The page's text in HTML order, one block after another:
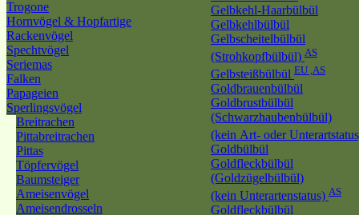
Trogone
Hornvögel & Hopfartige
Rackenvögel
Spechtvögel
Seriemas
Falken
Papageien
Sperlingsvögel
Breitrachen
Pittabreitrachen
Pittas
Töpfervögel
Baumsteiger
Ameisenvögel
Ameisendrosseln
Gelbkehl-Haarbülbül
Gelbkehlbülbül
Gelbscheitelbülbül
(Strohkopfbülbül) AS
Gelbsteißbülbül EU ,AS
Goldbrauenbülbül
Goldbrustbülbül
(Schwarzhaubenbülbül)
(kein Art- oder
Goldbülbül
Goldfleckbülbül
(Goldzügelbülbül)
(kein Unterartenstatus) AS
Goldfleckbülbül